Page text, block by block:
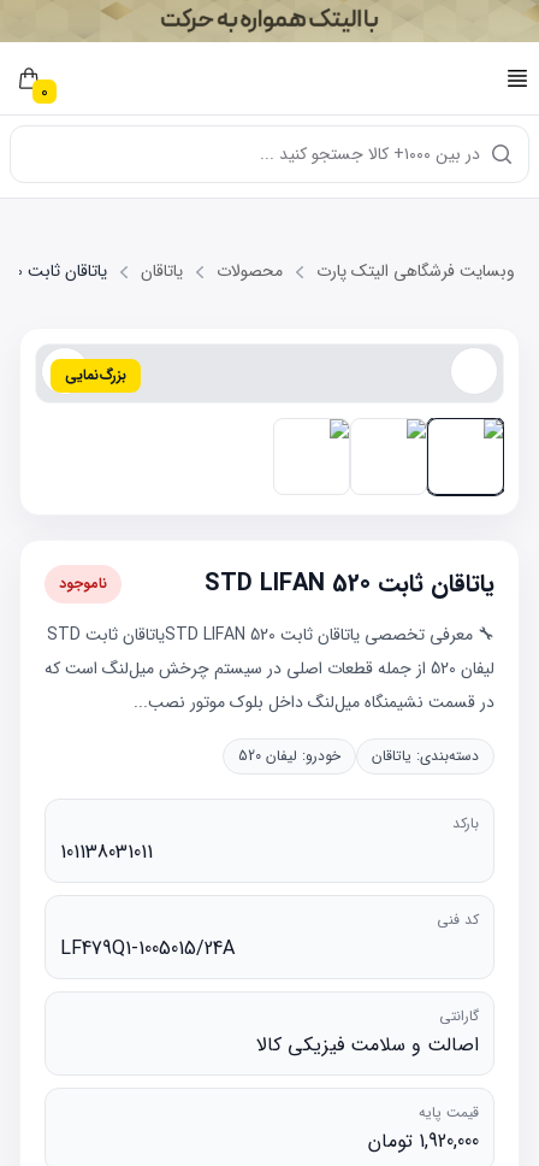
0
در بین ۱۰۰۰+ کالا جستجو کنید ...
وبسایت فرشگاهی الیتک پارت محصولات یاتاقان یاتاقان ثابت STD LIFAN 520
بزرگ‌نمایی
یاتاقان ثابت STD LIFAN 520 ناموجود
🔧 معرفی تخصصی یاتاقان ثابت STD LIFAN 520یاتاقان ثابت STD
لیفان 520 از جمله قطعات اصلی در سیستم چرخش میل‌لنگ است که
در قسمت نشیمنگاه میل‌لنگ داخل بلوک موتور نصب...
دسته‌بندی: یاتاقان خودرو: لیفان 520
بارکد
101138031011
کد فنی
LF479Q1-1005015/24A
گارانتی
اصالت و سلامت فیزیکی کالا
قیمت پایه
1,920,000 تومان